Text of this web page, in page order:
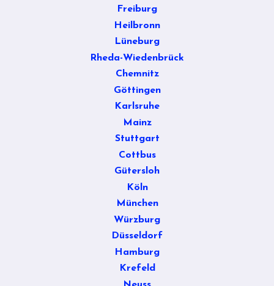
Freiburg
Heilbronn
Lüneburg
Rheda-Wiedenbrück
Chemnitz
Göttingen
Karlsruhe
Mainz
Stuttgart
Cottbus
Gütersloh
Köln
München
Würzburg
Düsseldorf
Hamburg
Krefeld